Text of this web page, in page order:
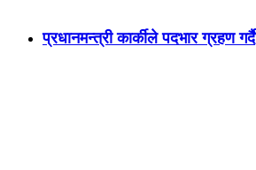
प्रधानमन्त्री कार्कीले पदभार ग्रहण गर्दै